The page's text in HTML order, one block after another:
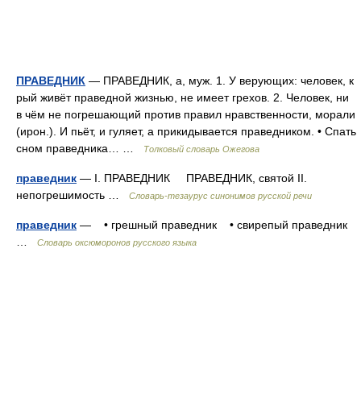
ПРАВЕДНИК — ПРАВЕДНИК, а, муж. 1. У верующих: человек, к
рый живёт праведной жизнью, не имеет грехов. 2. Человек, ни
в чём не погрешающий против правил нравственности, морали
(ирон.). И пьёт, и гуляет, а прикидывается праведником. • Спать
сном праведника… …
Толковый словарь Ожегова
праведник — I. ПРАВЕДНИК ПРАВЕДНИК, святой II.
непогрешимость …
Словарь-тезаурус синонимов русской речи
праведник — • грешный праведник • свирепый праведник
Словарь оксюморонов русского языка